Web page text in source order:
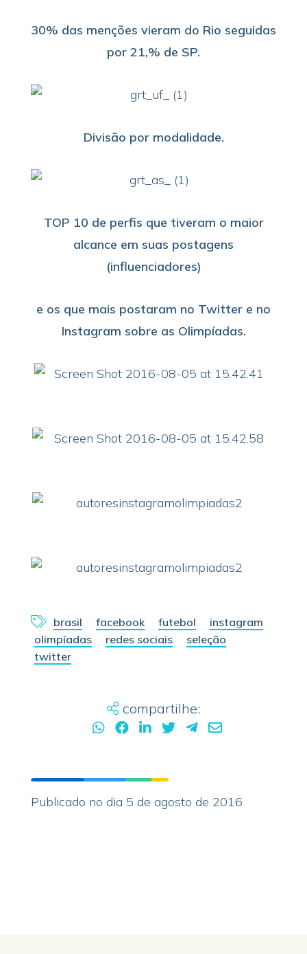
30% das menções vieram do Rio seguidas
por 21,% de SP.
Divisão por modalidade.
TOP 10 de perfis que tiveram o maior
alcance em suas postagens
(influenciadores)
e os que mais postaram no Twitter e no
Instagram sobre as Olimpíadas.
brasil facebook futebol
instagram
olimpíadas
redes sociais
seleção
twitter
compartilhe:
Publicado no dia 5 de agosto de 2016